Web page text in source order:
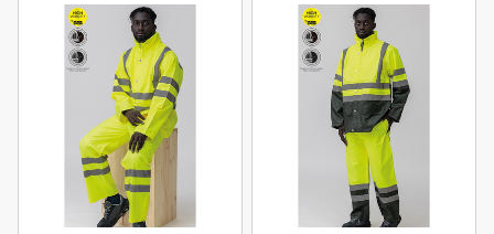
Produkt anzeigen Produkt anzeigen